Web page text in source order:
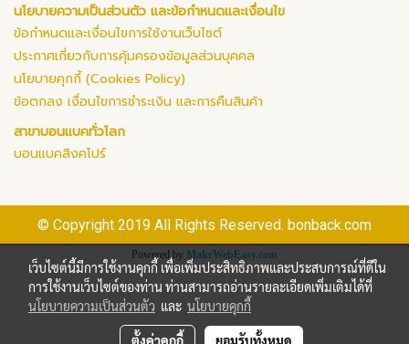
นโยบายความเป็นส่วนตัว และข้อกำหนดและเงื่อนไข
ข้อกำหนดและเงื่อนไขการใช้งานเว็บไซต์
ประกาศเกี่ยวกับการคุ้มครองข้อมูลส่วนบุคคล
นโยบายคุกกี้ (Cookies Policy)
ข้อตกลง เงื่อนไขการชำระเงิน และการคืนสินค้า
สาขาบอนแบคทั่วโลก
บอนแบคสิงคโปร์
© Copyright 2019 All Rights Reserved. bonback.com
Powered by MakeWebEasy.com
เว็บไซต์นี้มีการใช้งานคุกกี้ เพื่อเพิ่มประสิทธิภาพและประสบการณ์ที่ดีใน
การใช้งานเว็บไซต์ของท่าน ท่านสามารถอ่านรายละเอียดเพิ่มเติมได้ที่
นโยบายความเป็นส่วนตัว และ นโยบายคุกกี้
ตั้งค่าคุกกี้ ยอมรับทั้งหมด